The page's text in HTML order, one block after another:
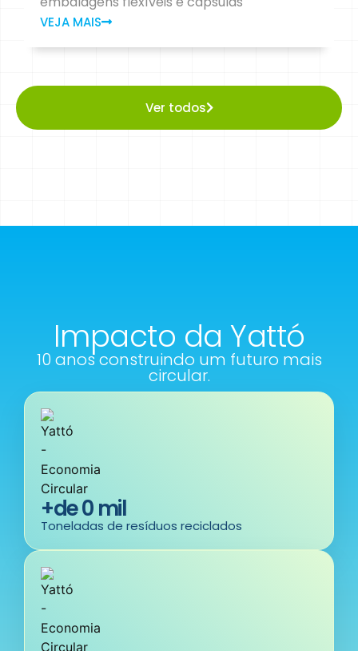
VEJA MAIS
Ver todos
Impacto da Yattó
10 anos construindo um futuro mais
circular.
Toneladas de resíduos reciclados
+de 0 mil